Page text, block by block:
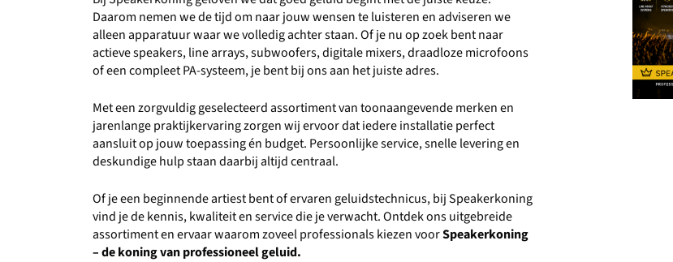
Daarom nemen we de tijd om naar jouw wensen te luisteren en adviseren we
alleen apparatuur waar we volledig achter staan. Of je nu op zoek bent naar
actieve speakers, line arrays, subwoofers, digitale mixers, draadloze microfoons
of een compleet PA-systeem, je bent bij ons aan het juiste adres.
Met een zorgvuldig geselecteerd assortiment van toonaangevende merken en
jarenlange praktijkervaring zorgen wij ervoor dat iedere installatie perfect
aansluit op jouw toepassing én budget. Persoonlijke service, snelle levering en
deskundige hulp staan daarbij altijd centraal.
Of je een beginnende artiest bent of ervaren geluidstechnicus, bij Speakerkoning
vind je de kennis, kwaliteit en service die je verwacht. Ontdek ons uitgebreide
assortiment en ervaar waarom zoveel professionals kiezen voorSpeakerkoning
– de koning van professioneel geluid.